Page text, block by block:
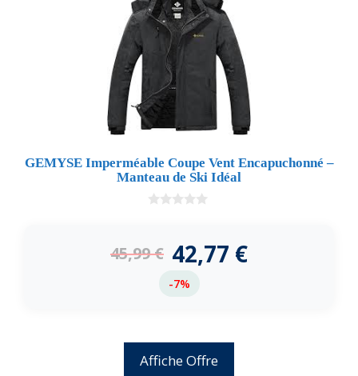
GEMYSE Imperméable Coupe Vent Encapuchonné –
Manteau de Ski Idéal
5
45,99€ 42,77 €
-7%
Affiche Offre